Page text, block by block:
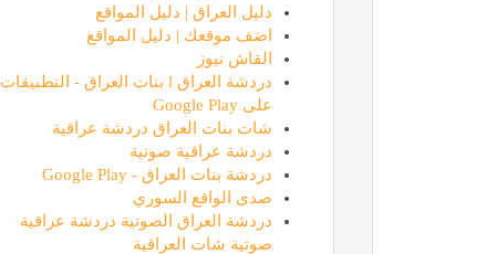
دليل العراق | دليل المواقع
اضف موقعك | دليل المواقع
القاش نيوز
دردشة العراق l بنات العراق - التطبيقات
على Google Play
شات بنات العراق دردشة عراقية
دردشة عراقية صوتية
دردشة بنات العراق - Google Play
صدى الواقع السوري
دردشة العراق الصوتية دردشة عراقية
صوتية شات العراقية